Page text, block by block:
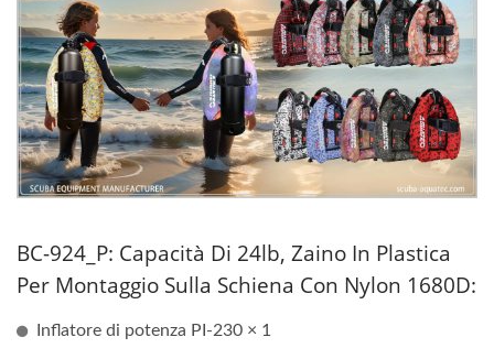
BC-924_P: Capacità Di 24lb, Zaino In Plastica
Per Montaggio Sulla Schiena Con Nylon 1680D:
Inflatore di potenza PI-230 × 1